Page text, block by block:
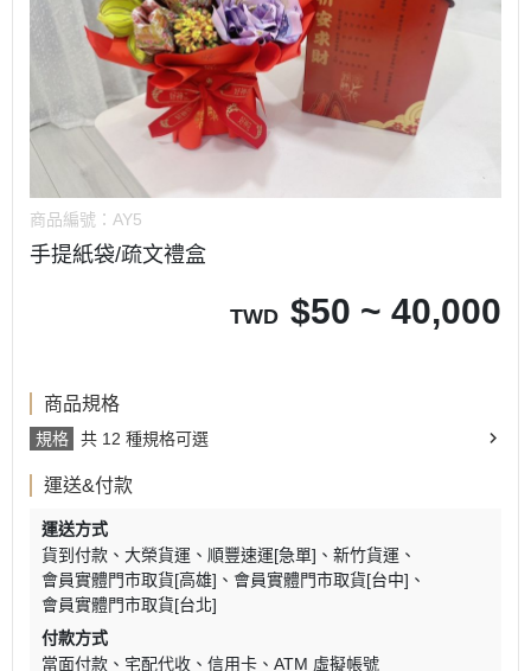
商品編號： AY5
手提紙袋/疏文禮盒
TWD $50 ~ 40,000
商品規格
規格 共 12 種規格可選
運送&付款
運送方式
貨到付款
大榮貨運 順豐速運[急單]
新竹貨運
會員實體門市取貨[高雄]
會員實體門市取貨[台中]
會員實體門市取貨[台北]
付款方式
當面付款
宅配代收 信用卡 ATM 虛擬帳號